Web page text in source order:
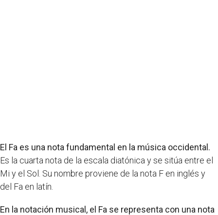
El Fa es una nota fundamental en la música occidental.
Es la cuarta nota de la escala diatónica y se sitúa entre el
Mi y el Sol. Su nombre proviene de la nota F en inglés y
del Fa en latín.
En la notación musical, el Fa se representa con una nota